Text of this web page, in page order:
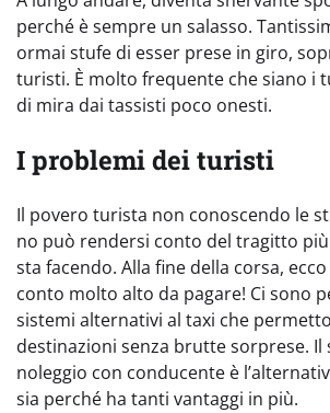
perché è sempre un salasso.
ormai stufe di esser prese in giro,
turisti. È molto frequente che siano i
di mira dai tassisti poco onesti.
I problemi dei turisti
Il povero turista non conoscendo le
no può rendersi conto del tragitto
sta facendo. Alla fine della corsa,
conto molto alto da pagare! Ci sono
sistemi alternativi al taxi che
destinazioni senza brutte sorprese. Il
noleggio con conducente è
sia perché ha tanti vantaggi in più.